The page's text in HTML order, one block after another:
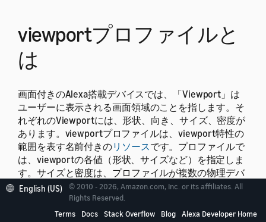
viewportプロファイルと
は
画面付きのAlexa搭載デバイスでは、「Viewport」は
ユーザーに表示される画面領域のことを指します。そ
れぞれのViewportには、形状、向き、サイズ、密度が
あります。viewportプロファイルは、viewport特性の
範囲を表す名前付きのリソースです。 プロファイルで
は、viewportの各値（形状、サイズなど）を指定しま
す。サイズと密度は、プロファイルが複数の物理デバ
イスを表すことができるように範囲として定義されま
たとえば、 hubLandscapeSmall
ロファイルは、幅が
960 ～ 1280 ピクセル、高さが
English (US)
© 2010 - 2026, Amazon.com, Inc. or its affiliates. All
Rights Reserved.
Terms
Docs Stack Overflow Blog Alexa Developer Home